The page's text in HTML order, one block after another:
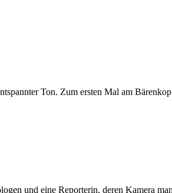
Ton. Zum ersten Mal am
und eine Reporterin, deren Kamera